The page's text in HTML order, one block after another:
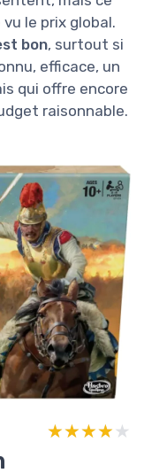
le prix global.
bon, surtout si
efficace, un
qui offre encore
raisonnable.
★★★★★
★★★★★